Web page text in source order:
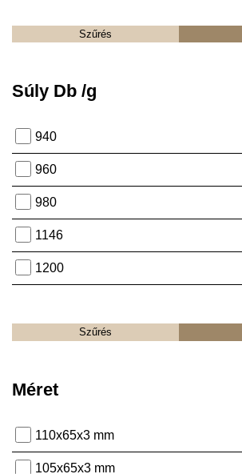
Szűrés
Súly Db /g
940
960
980
1146
1200
Szűrés
Méret
110x65x3 mm
105x65x3 mm